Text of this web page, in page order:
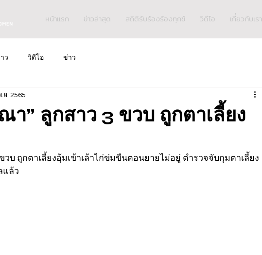
หน้าแรก ข่าวล่าสุด สถิติรับร้องร้องทุกข์ วิดีโอ เกี่ยวกับเรา
ว วิดีโอ ข่าว
า” ลูกสาว 3 ขวบ ถูกตาเลี้ยง
.ย. 2565
วบ ถูกตาเลี้ยงอุ้มเข้าเล้าไก่ข่มขืนตอนยายไม่อยู่ ตำรวจจับกุมตาเลี้ยง
แล้ว